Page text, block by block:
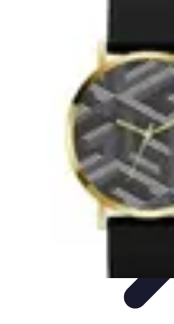
Cadeaux et Occasions
Horlogerie de Luxe